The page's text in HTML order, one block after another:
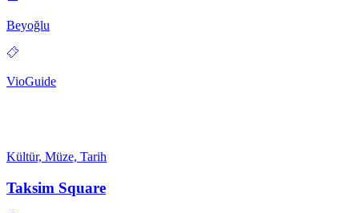
Beyoğlu
VioGuide
Kültür, Müze, Tarih
Taksim Square